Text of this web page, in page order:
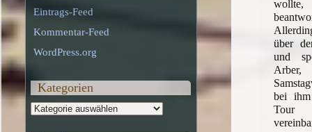
wollte,
über
und
bei
Eintrags-Feed
Kommentar-Feed
WordPress.org
Kategorien
Kategorien